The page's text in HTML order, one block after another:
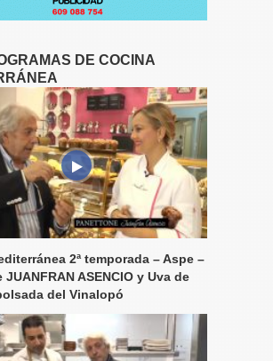
DE COCINA
2ª temporada – Aspe –
JUANFRAN ASENCIO y Uva de
del Vinalopó